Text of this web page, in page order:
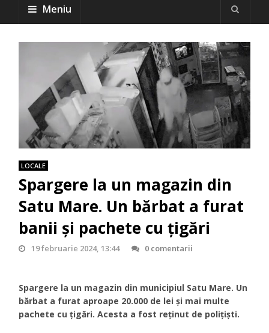
Meniu
LOCALE
Spargere la un magazin din
Satu Mare. Un bărbat a furat
banii și pachete cu țigări
19 februarie 2024, 13:44 0 comentarii
Spargere la un magazin din municipiul Satu Mare. Un
bărbat a furat aproape 20.000 de lei și mai multe
pachete cu țigări. Acesta a fost reținut de polițiști.